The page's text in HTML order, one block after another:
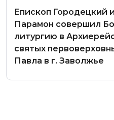
Епископ Городецкий
Парамон совершил
литургию в
святых
Павла в г. Заволжье